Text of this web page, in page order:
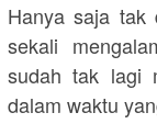
Hanya saja tak
sekali
sudah tak lagi
dalam waktu